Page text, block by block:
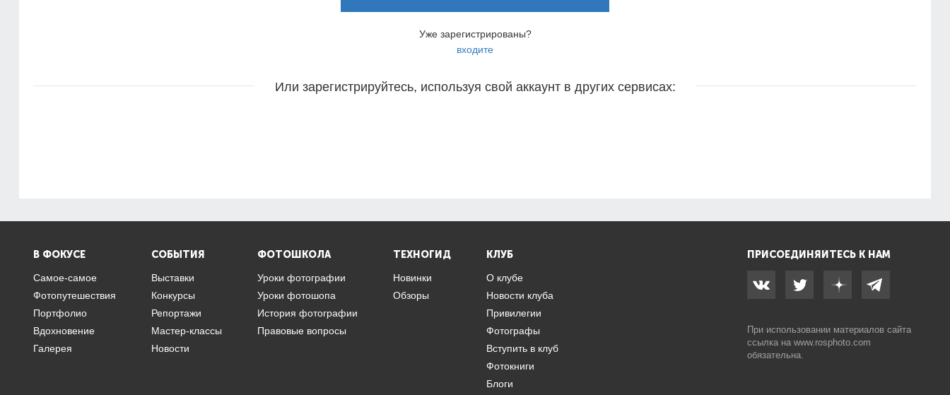
Уже зарегистрированы?
входите
Или зарегистрируйтесь, используя свой аккаунт в других сервисах:
В ФОКУСЕ
Самое-самое
Фотопутешествия
Портфолио
Вдохновение
Галерея
СОБЫТИЯ
Выставки
Конкурсы
Репортажи
Мастер-классы
Новости
ФОТОШКОЛА
Уроки фотографии
Уроки фотошопа
История фотографии
Правовые вопросы
ТЕХНОГИД
Новинки
Обзоры
КЛУБ
О клубе
Новости клуба
Привилегии
Фотографы
Вступить в клуб
Фотокниги
Блоги
ПРИСОЕДИНЯЙТЕСЬ К НАМ
При использовании материалов сайта
ссылка на www.rosphoto.com
обязательна.